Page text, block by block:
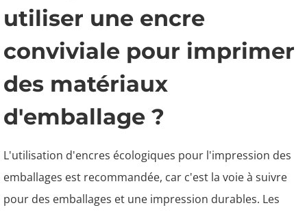
utiliser une encre
conviviale pour imprimer
des matériaux
d'emballage ?
L'utilisation d'encres écologiques pour l'impression des
emballages est recommandée, car c'est la voie à suivre
pour des emballages et une impression durables. Les